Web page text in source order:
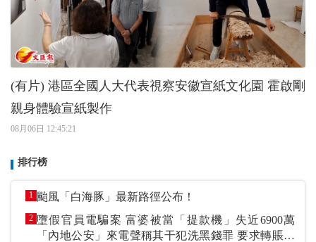
(有片) 港區全國人大代表視察安徽宣紙文化園 霍啟剛
親身體驗宣紙製作
08月06日 12:45:21
排行榜
1 颱風「白海豚」最新路徑公布！
2 墮假官員電騙案 富婆被當「提款機」失近6900萬
「內地公安」來電聲稱其干犯洗黑錢罪 要求轉賬到